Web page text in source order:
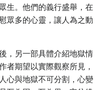
生。他們的義行盛舉，在
眾多的心靈，讓人為之動
，另一部具體介紹地獄情
者期望以實際觀察所見，
心與地獄不可分割，心變